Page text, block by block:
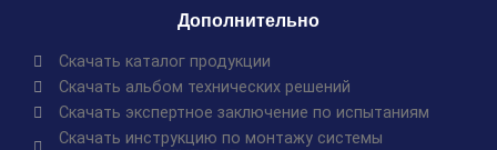
Дополнительно
Скачать каталог продукции
Скачать альбом технических решений
Скачать экспертное заключение по испытаниям
Скачать инструкцию по монтажу системы